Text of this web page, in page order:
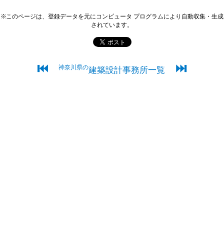
※このページは、登録データを元にコンピュータ プログラムにより自動収集・生成
されています。
⏮ 神奈川県の建築設計事務所一覧 ⏭